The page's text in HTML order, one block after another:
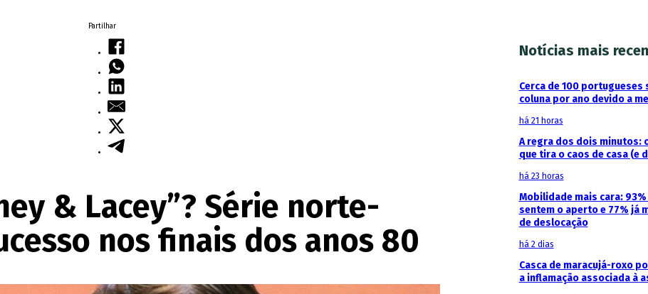
Partilhar
& Lacey”? Série norte-
nos finais dos anos 80
Notícias mais
Cerca de 100 portugueses
coluna por ano devido a
há 21 horas
A regra dos dois minutos:
que tira o caos de casa (e
há 23 horas
Mobilidade mais cara:
sentem o aperto e 77% já
de deslocação
há 2 dias
Casca de maracujá-roxo
a inflamação associada à